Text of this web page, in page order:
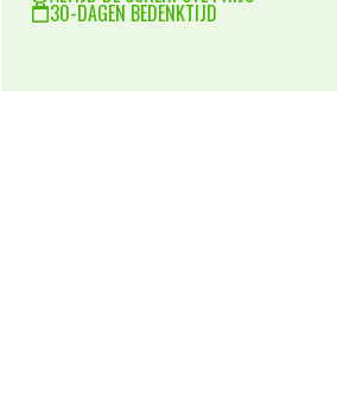
30-DAGEN BEDENKTIJD